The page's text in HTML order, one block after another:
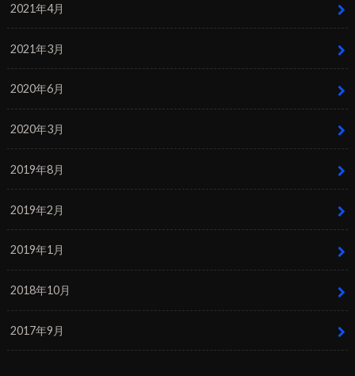
2021年4月
2021年3月
2020年6月
2020年3月
2019年8月
2019年2月
2019年1月
2018年10月
2017年9月